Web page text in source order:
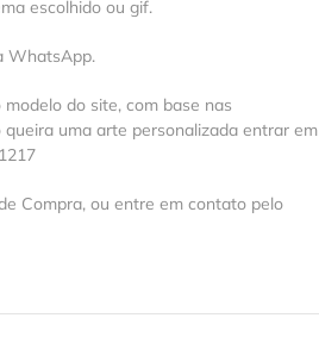
escolhido ou gif.
WhatsApp.
do site, com base nas
uma arte personalizada entrar em
Compra, ou entre em contato pelo